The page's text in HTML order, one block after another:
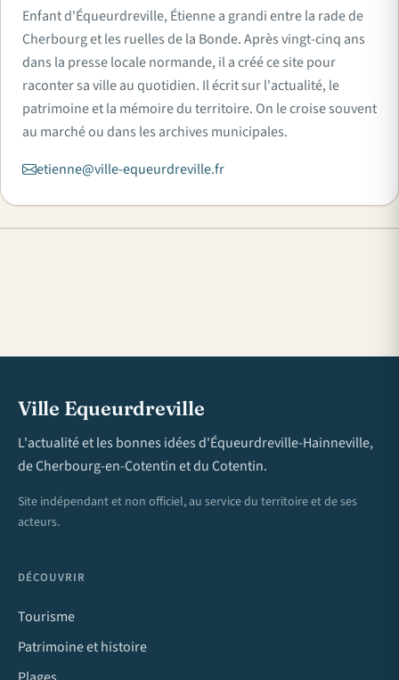
Enfant d'Équeurdreville, Étienne a grandi entre la rade de
Cherbourg et les ruelles de la Bonde. Après vingt-cinq ans
dans la presse locale normande, il a créé ce site pour
raconter sa ville au quotidien. Il écrit sur l'actualité, le
patrimoine et la mémoire du territoire. On le croise souvent
au marché ou dans les archives municipales.
etienne@ville-equeurdreville.fr
Ville Equeurdreville
L'actualité et les bonnes idées d'Équeurdreville-Hainneville,
de Cherbourg-en-Cotentin et du Cotentin.
Site indépendant et non officiel, au service du territoire et de ses
acteurs.
DÉCOUVRIR
Tourisme
Patrimoine et histoire